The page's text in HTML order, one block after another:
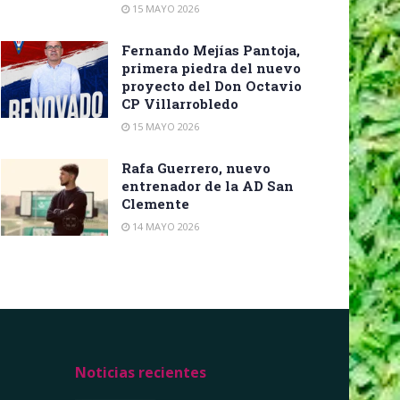
15 MAYO 2026
Fernando Mejías Pantoja,
primera piedra del nuevo
proyecto del Don Octavio
CP Villarrobledo
15 MAYO 2026
Rafa Guerrero, nuevo
entrenador de la AD San
Clemente
14 MAYO 2026
Noticias recientes